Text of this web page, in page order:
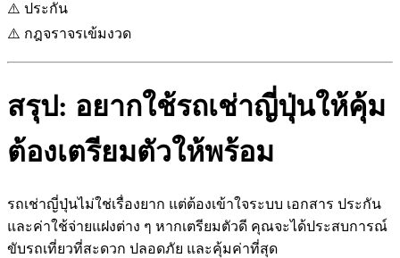
⚠️ ประกัน
⚠️ กฎจราจรเข้มงวด
สรุป: อยากใช้รถเช่าญี่ปุ่นให้คุ้ม
ต้องเตรียมตัวให้พร้อม
รถเช่าญี่ปุ่นไม่ใช่เรื่องยาก แต่ต้องเข้าใจระบบ เอกสาร ประกัน
และค่าใช้จ่ายแฝงต่าง ๆ หากเตรียมตัวดี คุณจะได้ประสบการณ์
ขับรถเที่ยวที่สะดวก ปลอดภัย และคุ้มค่าที่สุด